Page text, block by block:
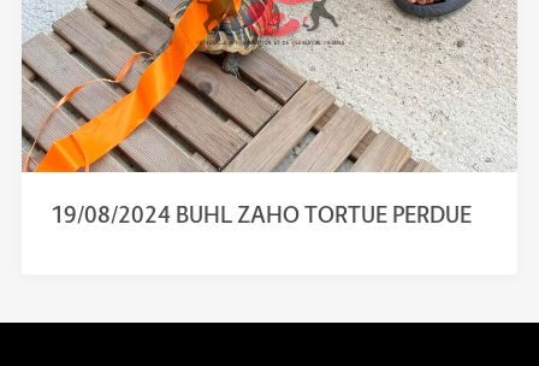
19/08/2024 BUHL ZAHO TORTUE PERDUE